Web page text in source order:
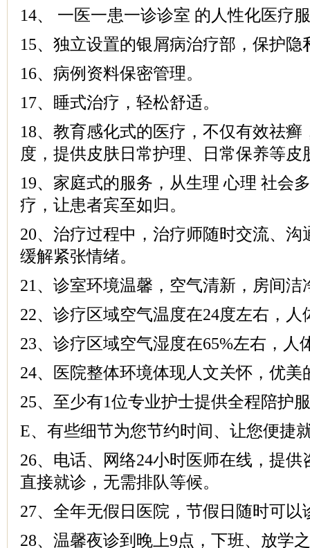
14、 一医一患一诊诊室 的人性化医疗
15、独立设置的银屑病治疗部，保护隐
16、病例资料保密管理。
17、睡式治疗，轻松舒适。
18、教育感化式的医疗，不仅有效祛
度，提供皮肤日常护理、日常保养等皮
19、家庭式的服务，从生理 心理 社会
疗，让患者宾至如归。
20、治疗过程中，治疗师随时交流、沟
缓解紧张情绪。
21、诊室环境温馨，空气清新，房间洁
22、诊疗区域空气温度在24度左右，人
23、诊疗区域空气湿度在65%左右，人
24、医院整体环境体现人文关怀，优美
25、至少有1位专业护士提供全程陪护
E、有些细节为您节约时间、让您便捷
26、电话、网络24小时医师在线，提
直接就诊，无需排队等候。
27、全年无假日医院，节假日随时可以
28、温馨夜诊到晚上9点，下班、放学